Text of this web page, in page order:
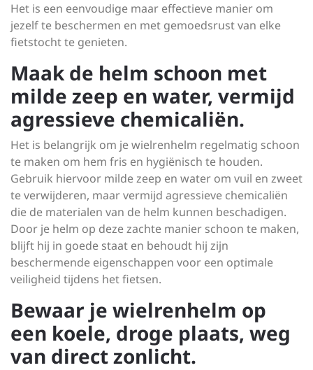
Het is een eenvoudige maar effectieve manier om
jezelf te beschermen en met gemoedsrust van elke
fietstocht te genieten.
Maak de helm schoon met
milde zeep en water, vermijd
agressieve chemicaliën.
Het is belangrijk om je wielrenhelm regelmatig schoon
te maken om hem fris en hygiënisch te houden.
Gebruik hiervoor milde zeep en water om vuil en zweet
te verwijderen, maar vermijd agressieve chemicaliën
die de materialen van de helm kunnen beschadigen.
Door je helm op deze zachte manier schoon te maken,
blijft hij in goede staat en behoudt hij zijn
beschermende eigenschappen voor een optimale
veiligheid tijdens het fietsen.
Bewaar je wielrenhelm op
een koele, droge plaats, weg
van direct zonlicht.